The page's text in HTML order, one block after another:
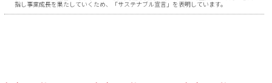
指し事業成長を果たしていくため、「サステナブル宣言」を表明しています。